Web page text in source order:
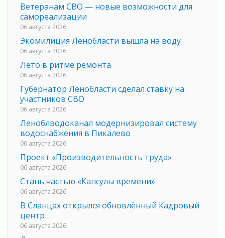
Ветеранам СВО — новые возможности для
самореализации
06 августа 2026
Экомилиция Ленобласти вышла на воду
06 августа 2026
Лето в ритме ремонта
06 августа 2026
Губернатор Ленобласти сделал ставку на
участников СВО
06 августа 2026
Леноблводоканал модернизировал систему
водоснабжения в Пикалево
06 августа 2026
Проект «Производительность труда»
06 августа 2026
Стань частью «Капсулы времени»
06 августа 2026
В Сланцах открылся обновлённый Кадровый
центр
06 августа 2026